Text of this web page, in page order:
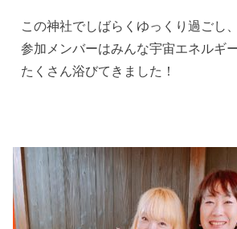
この神社でしばらくゆっくり過ごし、
参加メンバーはみんな宇宙エネルギ
たくさん浴びてきました！